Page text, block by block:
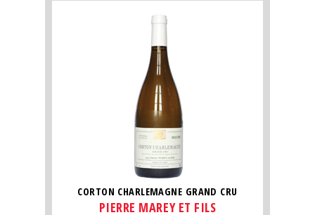
CORTON CHARLEMAGNE GRAND CRU
PIERRE MAREY ET FILS